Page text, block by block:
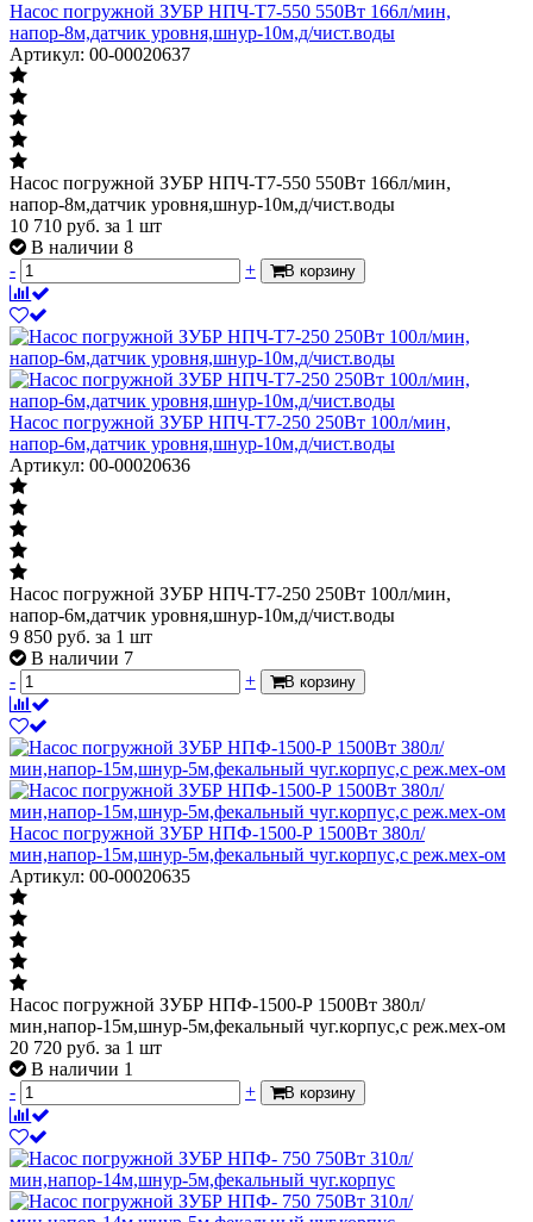
Насос погружной ЗУБР НПЧ-Т7-550 550Вт 166л/мин,
напор-8м,датчик уровня,шнур-10м,д/чист.воды
Артикул: 00-00020637
Насос погружной ЗУБР НПЧ-Т7-550 550Вт 166л/мин,
напор-8м,датчик уровня,шнур-10м,д/чист.воды
10 710 руб. за 1 шт
В наличии 8
-
+ В корзину
Насос погружной ЗУБР НПЧ-Т7-250 250Вт 100л/мин,
напор-6м,датчик уровня,шнур-10м,д/чист.воды
Артикул: 00-00020636
Насос погружной ЗУБР НПЧ-Т7-250 250Вт 100л/мин,
напор-6м,датчик уровня,шнур-10м,д/чист.воды
9 850 руб. за 1 шт
В наличии 7
-
+ В корзину
Насос погружной ЗУБР НПФ-1500-Р 1500Вт 380л/
мин,напор-15м,шнур-5м,фекальный чуг.корпус,с реж.мех-ом
Артикул: 00-00020635
Насос погружной ЗУБР НПФ-1500-Р 1500Вт 380л/
мин,напор-15м,шнур-5м,фекальный чуг.корпус,с реж.мех-ом
20 720 руб. за 1 шт
В наличии 1
-
+ В корзину